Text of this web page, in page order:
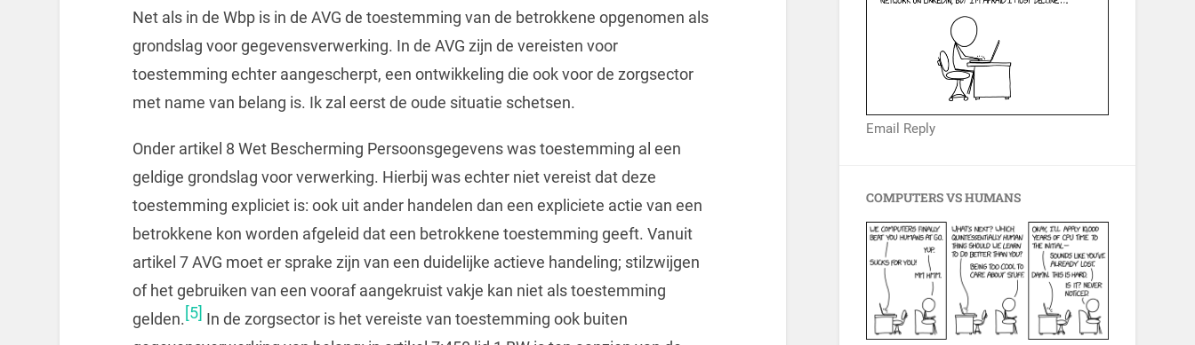
Net als in de Wbp is in de AVG de toestemming van de betrokkene opgenomen als
grondslag voor gegevensverwerking. In de AVG zijn de vereisten voor
toestemming echter aangescherpt, een ontwikkeling die ook voor de zorgsector
met name van belang is. Ik zal eerst de oude situatie schetsen.
Onder artikel 8 Wet Bescherming Persoonsgegevens was toestemming al een
geldige grondslag voor verwerking. Hierbij was echter niet vereist dat deze
toestemming expliciet is: ook uit ander handelen dan een expliciete actie van een
betrokkene kon worden afgeleid dat een betrokkene toestemming geeft. Vanuit
artikel 7 AVG moet er sprake zijn van een duidelijke actieve handeling; stilzwijgen
of het gebruiken van een vooraf aangekruist vakje kan niet als toestemming
gelden. [5] In de zorgsector is het vereiste van toestemming ook buiten
Email Reply
COMPUTERS VS HUMANS